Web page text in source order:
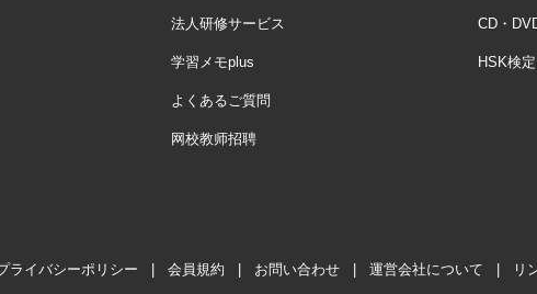
法人研修サービス
学習メモplus
よくあるご質問
网校教师招聘
CD・
HSK検定
ライバシーポリシー 会員規約 お問い合わせ 運営会社について リ